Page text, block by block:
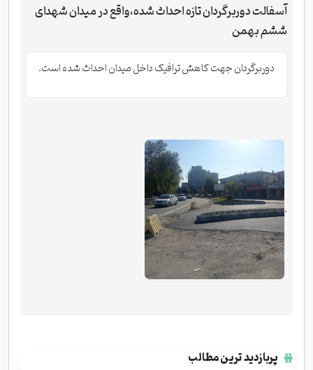
آسفالت دوربرگردان تازه احداث شده،واقع در میدان شهدای
ششم بهمن
دوربرگردان جهت کاهش ترافیک داخل میدان احداث شده است.
.
پربازدید ترین مطالب